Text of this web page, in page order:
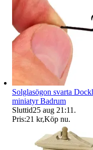
Solglasögon svarta
miniatyr Badrum
Sluttid25 aug 21:11 .
Pris:21 kr,Köp nu.